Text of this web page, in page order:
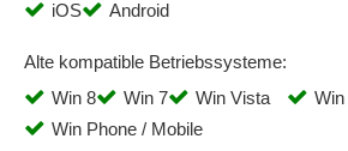
iOS
Android
Alte kompatible Betriebssysteme:
Win 8
Win 7 Win Vista
Win Phone / Mobile